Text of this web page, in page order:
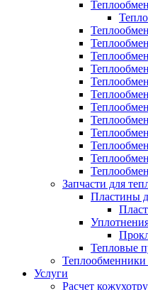
Запчасти для
Пластины
Тепловые
Теплообменники
Услуги
Расчет